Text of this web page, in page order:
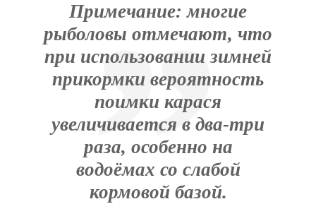
Примечание: многие
рыболовы отмечают, что
при использовании зимней
прикормки вероятность
поимки карася
увеличивается в два-три
раза, особенно на
водоёмах со слабой
кормовой базой.